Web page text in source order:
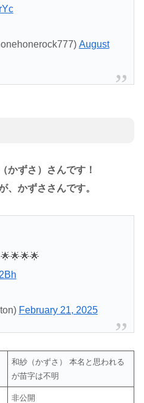
August
かずさ）さんです！
、かずささんです。
February 21, 2025
和紗（かずさ） 本名と思われる
が苗字は不明
非公開